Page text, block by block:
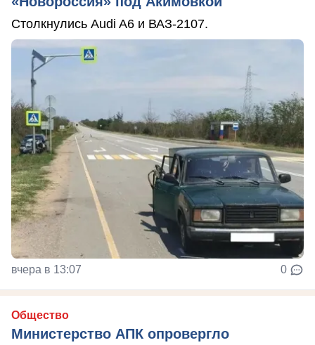
Столкнулись Audi A6 и ВАЗ-2107.
вчера в 13:07 0
Общество
Министерство АПК опровергло